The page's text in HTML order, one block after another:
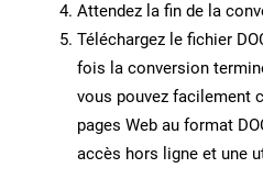
Attendez la fin de la
Téléchargez le fichier
fois la conversion
vous pouvez facilement
pages Web au format
accès hors ligne et une